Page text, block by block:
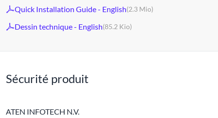
Quick Installation Guide - English(2.3 Mio)
Dessin technique - English(85.2 Kio)
Sécurité produit
ATEN INFOTECH N.V.